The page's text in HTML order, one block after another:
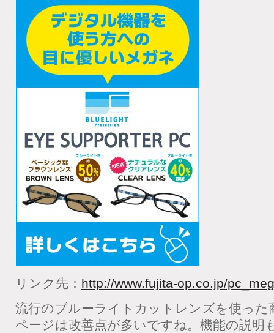
リンク先： http://www.fujita-op.co.jp/
流行のブルーライトカットレンズを使った
ページは改善点が多いですね。機能の説明